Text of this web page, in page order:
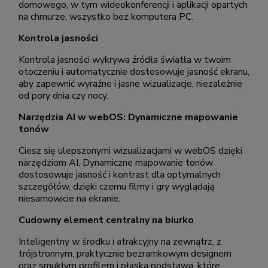
domowego, w tym wideokonferencji i aplikacji opartych
na chmurze, wszystko bez komputera PC.
Kontrola jasności
Kontrola jasności wykrywa źródła światła w twoim
otoczeniu i automatycznie dostosowuje jasność ekranu,
aby zapewnić wyraźne i jasne wizualizacje, niezależnie
od pory dnia czy nocy.
Narzędzia AI w webOS: Dynamiczne mapowanie
tonów
Ciesz się ulepszonymi wizualizacjami w webOS dzięki
narzędziom AI. Dynamiczne mapowanie tonów
dostosowuje jasność i kontrast dla optymalnych
szczegółów, dzięki czemu filmy i gry wyglądają
niesamowicie na ekranie.
Cudowny element centralny na biurko
Inteligentny w środku i atrakcyjny na zewnątrz, z
trójstronnym, praktycznie bezramkowym designem